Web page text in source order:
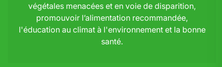
végétales menacées et en voie de disparition,
promouvoir l’alimentation recommandée,
l'éducation au climat à l'environnement et la bonne
santé.